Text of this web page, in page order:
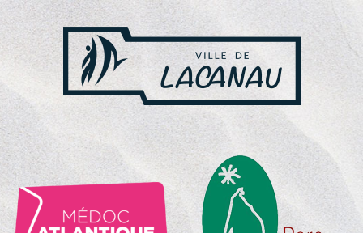
NOS
PARTENAIRES